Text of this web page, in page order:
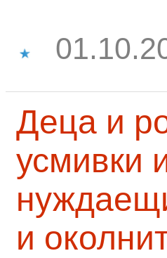
Деца и
усмивки
и